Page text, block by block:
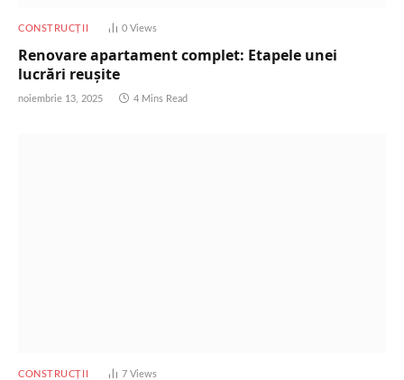
CONSTRUCȚII 0Views
Renovare apartament complet: Etapele unei
lucrări reușite
noiembrie 13, 2025 4 Mins Read
CONSTRUCȚII 7Views